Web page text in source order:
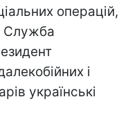
операцій,
Служба
і
українські